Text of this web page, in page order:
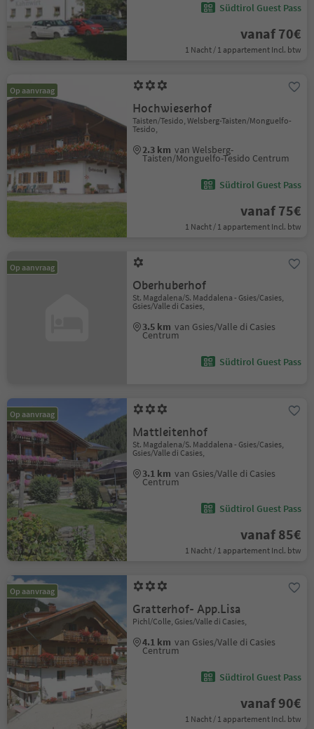
Südtirol Guest Pass
vanaf 70€
1 Nacht / 1 appartement Incl. btw
Op aanvraag
Hochwieserhof
Taisten/Tesido, Welsberg-Taisten/Monguelfo-
Tesido,
2.3 km van Welsberg-
Taisten/Monguelfo-Tesido Centrum
Südtirol Guest Pass
vanaf 75€
1 Nacht / 1 appartement Incl. btw
Op aanvraag
Oberhuberhof
St. Magdalena/S. Maddalena - Gsies/Casies,
Gsies/Valle di Casies,
3.5 km van Gsies/Valle di Casies
Centrum
Südtirol Guest Pass
Op aanvraag
Mattleitenhof
St. Magdalena/S. Maddalena - Gsies/Casies,
Gsies/Valle di Casies,
3.1 km van Gsies/Valle di Casies
Centrum
Südtirol Guest Pass
vanaf 85€
1 Nacht / 1 appartement Incl. btw
Op aanvraag
Gratterhof- App.Lisa
Pichl/Colle, Gsies/Valle di Casies,
4.1 km van Gsies/Valle di Casies
Centrum
Südtirol Guest Pass
vanaf 90€
1 Nacht / 1 appartement Incl. btw